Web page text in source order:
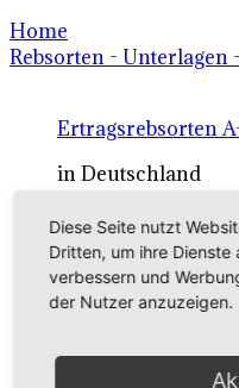
Home
Rebsorten - Unterlagen
Ertragsrebsorten
in Deutschland
Rebsorten
externe Links
Tafeltraubensorten
Diese Seite nutzt
Dritten, um ihre
verbessern und
der Nutzer anzuzeigen.